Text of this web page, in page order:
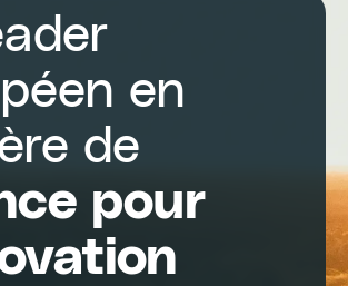
en
de
pour